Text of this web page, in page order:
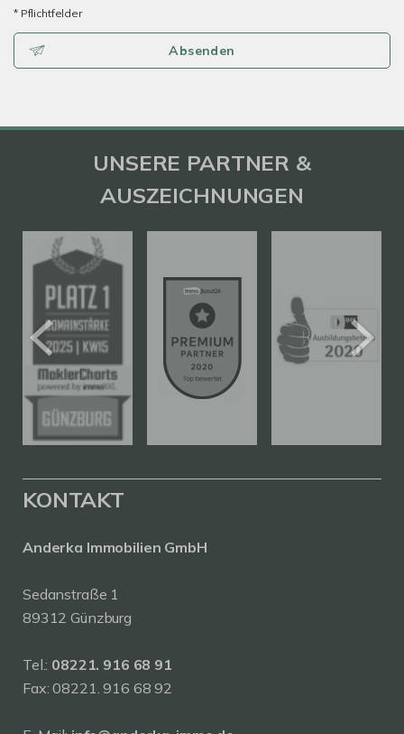
* Pflichtfelder
Absenden
UNSERE PARTNER &
AUSZEICHNUNGEN
KONTAKT
Anderka Immobilien GmbH
Sedanstraße 1
89312 Günzburg
Tel.: 08221. 916 68 91
Fax: 08221. 916 68 92